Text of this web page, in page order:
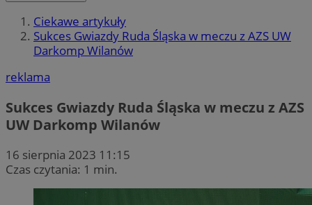
Ciekawe artykuły
Sukces Gwiazdy Ruda Śląska w meczu z AZS UW
Darkomp Wilanów
reklama
Sukces Gwiazdy Ruda Śląska w meczu z AZS
UW Darkomp Wilanów
16 sierpnia 2023 11:15
Czas czytania: 1 min.